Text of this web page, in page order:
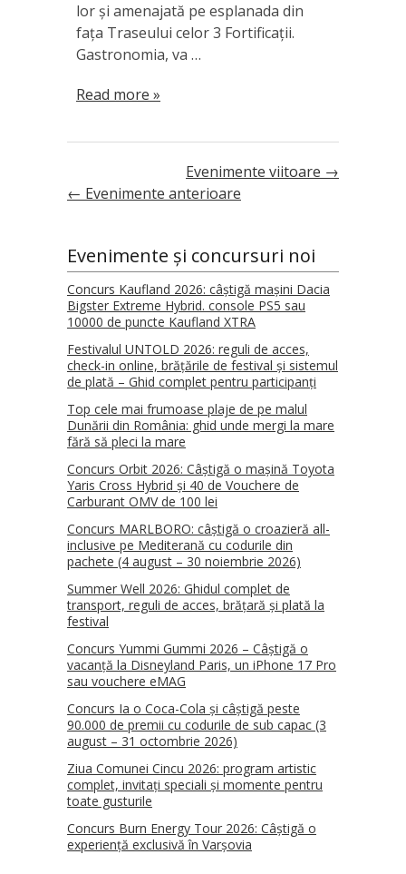
lor și amenajată pe esplanada din
fața Traseului celor 3 Fortificații.
Gastronomia, va …
Read more »
Evenimente viitoare →
← Evenimente anterioare
Evenimente și concursuri noi
Concurs Kaufland 2026: câștigă mașini Dacia
Bigster Extreme Hybrid. console PS5 sau
10000 de puncte Kaufland XTRA
Festivalul UNTOLD 2026: reguli de acces,
check-in online, brățările de festival și sistemul
de plată – Ghid complet pentru participanți
Top cele mai frumoase plaje de pe malul
Dunării din România: ghid unde mergi la mare
fără să pleci la mare
Concurs Orbit 2026: Câștigă o mașină Toyota
Yaris Cross Hybrid și 40 de Vouchere de
Carburant OMV de 100 lei
Concurs MARLBORO: câștigă o croazieră all-
inclusive pe Mediterană cu codurile din
pachete (4 august – 30 noiembrie 2026)
Summer Well 2026: Ghidul complet de
transport, reguli de acces, brățară și plată la
festival
Concurs Yummi Gummi 2026 – Câștigă o
vacanță la Disneyland Paris, un iPhone 17 Pro
sau vouchere eMAG
Concurs Ia o Coca-Cola și câștigă peste
90.000 de premii cu codurile de sub capac (3
august – 31 octombrie 2026)
Ziua Comunei Cincu 2026: program artistic
complet, invitați speciali și momente pentru
toate gusturile
Concurs Burn Energy Tour 2026: Câștigă o
experiență exclusivă în Varșovia